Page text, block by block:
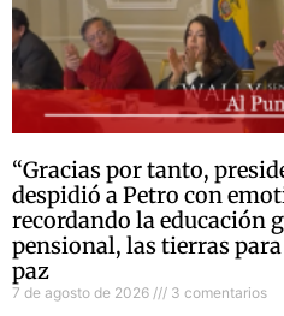
“Gracias por tanto,
despidió a Petro con
recordando la educación
pensional, las tierras
paz
7 de agosto de 2026 3 comentarios